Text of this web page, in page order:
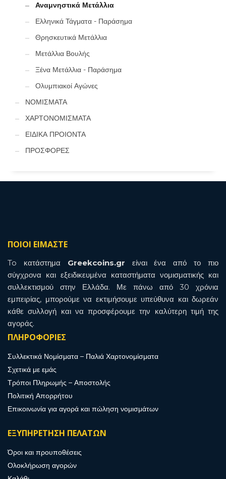
Αναμνηστικά Μετάλλια
Ελληνικά Τάγματα - Παράσημα
Θρησκευτικά Μετάλλια
Μετάλλια Βουλής
Ξένα Μετάλλια - Παράσημα
Ολυμπιακοί Αγώνες
ΝΟΜΙΣΜΑΤΑ
ΧΑΡΤΟΝΟΜΙΣΜΑΤΑ
ΕΙΔΙΚΑ ΠΡΟΙΟΝΤΑ
ΠΡΟΣΦΟΡΕΣ
ΠΟΙΟΙ ΕΙΜΑΣΤΕ
To κατάστημα Greekcoins.gr είναι ένα από το πιο
σύγχρονα και εξειδικευμένα καταστήματα νομισματικής και
συλλεκτισμού στην Ελλάδα. Με πάνω από 30 χρόνια
εμπειρίας, μπορούμε να εκτιμήσουμε υπεύθυνα και δωρεάν
κάθε συλλογή και να προσφέρουμε την καλύτερη τιμή της
αγοράς.
ΠΛΗΡΟΦΟΡΙΕΣ
Συλλεκτικά Νομίσματα – Παλιά Χαρτονομίσματα
Σχετικά με εμάς
Τρόποι Πληρωμής – Αποστολής
Πολιτική Απορρήτου
Επικοινωνία για αγορά και πώληση νομισμάτων
ΕΞΥΠΗΡΕΤΗΣΗ ΠΕΛΑΤΩΝ
Όροι και προυποθέσεις
Ολοκλήρωση αγορών